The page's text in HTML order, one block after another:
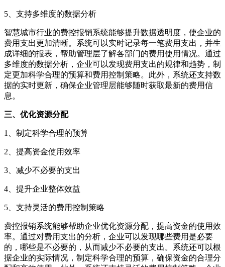
5、支持多维度的数据分析
智慧城市行业的费控报销系统能够提升数据透明度，使企业的
费用支出更加清晰。系统可以实时记录每一笔费用支出，并生
成详细的报表，帮助管理层了解各部门的费用使用情况。通过
多维度的数据分析，企业可以发现费用支出的规律和趋势，制
定更加科学合理的预算和费用控制策略。此外，系统还支持数
据的实时更新，确保企业管理层能够随时获取最新的费用信
息。
三、优化资源分配
1、制定科学合理的预算
2、提高资金使用效率
3、减少不必要的支出
4、提升企业整体效益
5、支持灵活的费用控制策略
费控报销系统能够帮助企业优化资源分配，提高资金的使用效
率。通过对费用支出的分析，企业可以发现哪些费用是必要
的，哪些是不必要的，从而减少不必要的支出。系统还可以根
据企业的实际情况，制定科学合理的预算，确保资金的合理分